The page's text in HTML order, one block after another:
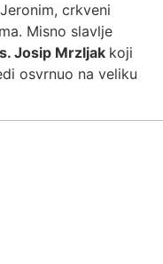
crkveni
Misno slavlje
Josip Mrzljak koji
osvrnuo na veliku